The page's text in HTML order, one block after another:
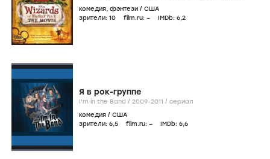
комедия, фэнтези / США
зрители: 10 film.ru: – IMDb: 6,2
Я в рок-группе
I'm in the Band / 2009-2011 / сериал
комедия / США
зрители: 6,5 film.ru: – IMDb: 6,6